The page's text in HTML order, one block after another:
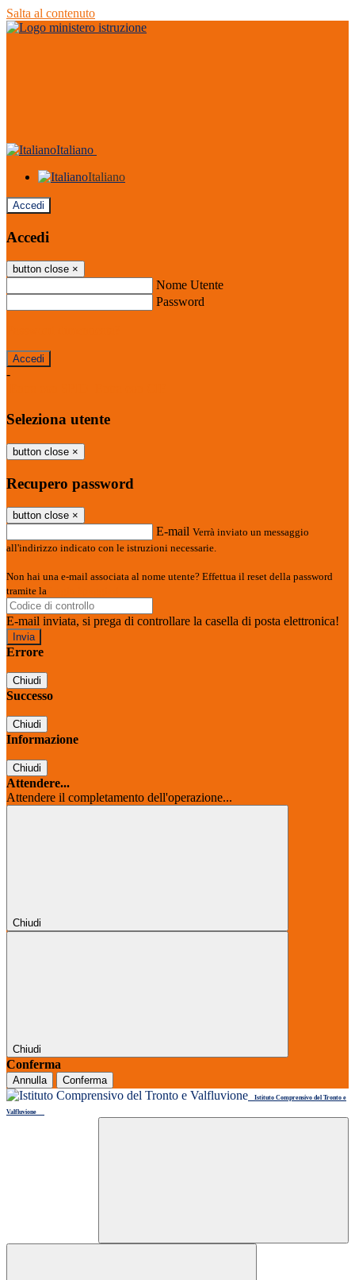
Salta al contenuto
Italiano
Italiano
Accedi
Accedi
button close ×
Nome Utente
Password
-
Seleziona utente
button close ×
Recupero password
button close ×
E-mail Verrà inviato un messaggio
all'indirizzo indicato con le istruzioni necessarie.
Non hai una e-mail associata al nome utente? Effettua il reset della password
tramite la
E-mail inviata, si prega di controllare la casella di posta elettronica!
Errore
Chiudi
Successo
Chiudi
Informazione
Chiudi
Attendere...
Attendere il completamento dell'operazione...
Chiudi
Chiudi
Conferma
Annulla Conferma
Istituto Comprensivo del Tronto e
Valfluvione